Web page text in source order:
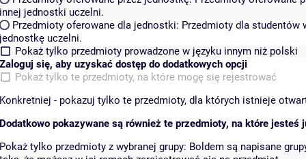
innej jednostki uczelni.
Przedmioty oferowane dla jednostki: Przedmioty dla studentów
jednostkę uczelni.
Pokaż tylko przedmioty prowadzone w języku innym niż polski
Zaloguj się, aby uzyskać dostęp do dodatkowych opcji
Pokaż tylko te przedmioty, na które mogę się rejestrować
Konkretniej - pokazuj tylko te przedmioty, dla których istnieje
Dodatkowo pokazywane są również te przedmioty, na które jesteś
Pokaż tylko przedmioty z wybranej grupy: Boldem są napisane